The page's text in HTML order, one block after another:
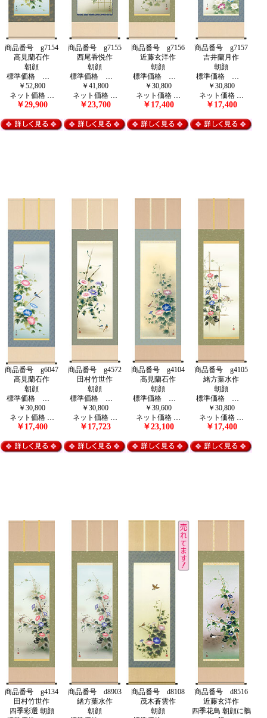
商品番号 g7154
高見蘭石作
朝顔
標準価格 …
￥52,800
ネット価格 …
￥29,900
商品番号 g7155
西尾香悦作
朝顔
標準価格 …
￥41,800
ネット価格 …
￥23,700
商品番号 g7156
近藤玄洋作
朝顔
標準価格 …
￥30,800
ネット価格 …
￥17,400
商品番号 g7157
吉井蘭月作
朝顔
標準価格 …
￥30,800
ネット価格 …
￥17,400
商品番号 g6047
高見蘭石作
朝顔
標準価格 …
￥30,800
ネット価格 …
￥17,400
商品番号 g4572
田村竹世作
朝顔
標準価格 …
￥30,800
ネット価格 …
￥17,723
商品番号 g4104
高見蘭石作
朝顔
標準価格 …
￥39,600
ネット価格 …
￥23,100
商品番号 g4105
緒方葉水作
朝顔
標準価格 …
￥30,800
ネット価格 …
￥17,400
商品番号 g4134
田村竹世作
四季彩選 朝顔
商品番号 d8903
緒方葉水作
朝顔
商品番号 d8108
茂木蒼雲作
朝顔
商品番号 d8516
近藤玄洋作
四季花鳥 朝顔に鶺